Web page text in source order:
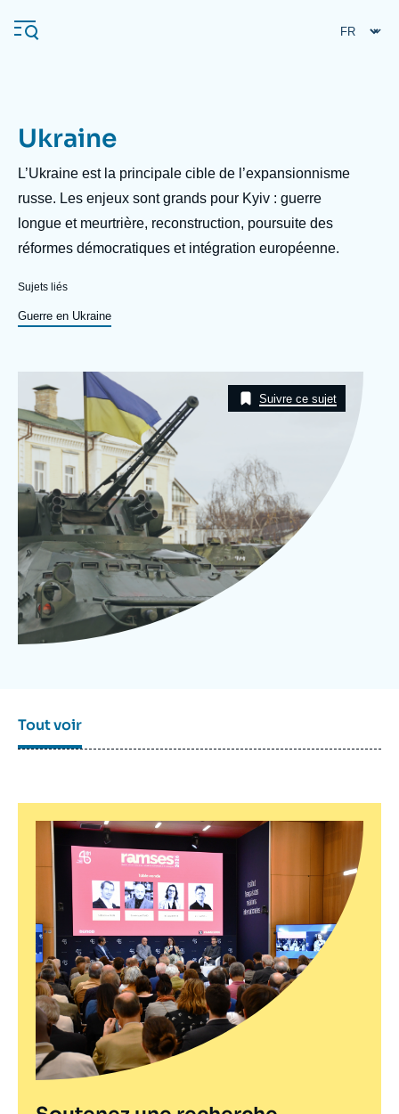
au
contenu
Navigation
principale
Analyses
Événements
Se connecter
Nous soutenir
À propos de l'Ifri
L'Ifri en bref
Ukraine
Description
L’Ukraine est la principale cible de l’expansionnisme
russe. Les enjeux sont grands pour Kyiv : guerre
longue et meurtrière, reconstruction, poursuite des
réformes démocratiques et intégration européenne.
Sujets liés
Guerre en Ukraine
Taxonomie
Suivre ce sujet
Tout voir